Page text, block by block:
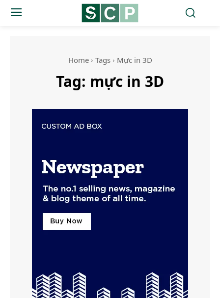
Home Tags Mực in 3D
Tag: mực in 3D